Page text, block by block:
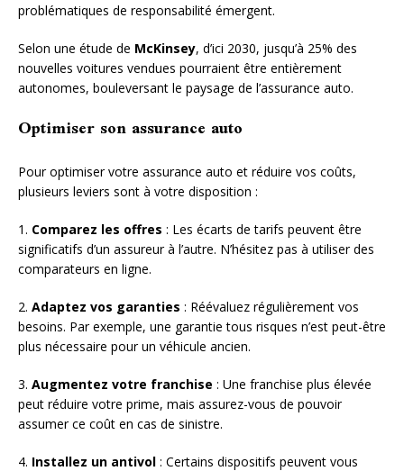
problématiques de responsabilité émergent.
Selon une étude de McKinsey, d’ici 2030, jusqu’à 25% des
nouvelles voitures vendues pourraient être entièrement
autonomes, bouleversant le paysage de l’assurance auto.
Optimiser son assurance auto
Pour optimiser votre assurance auto et réduire vos coûts,
plusieurs leviers sont à votre disposition :
1. Comparez les offres : Les écarts de tarifs peuvent être
significatifs d’un assureur à l’autre. N’hésitez pas à utiliser des
comparateurs en ligne.
2. Adaptez vos garanties : Réévaluez régulièrement vos
besoins. Par exemple, une garantie tous risques n’est peut-être
plus nécessaire pour un véhicule ancien.
3. Augmentez votre franchise : Une franchise plus élevée
peut réduire votre prime, mais assurez-vous de pouvoir
assumer ce coût en cas de sinistre.
4. Installez un antivol : Certains dispositifs peuvent vous